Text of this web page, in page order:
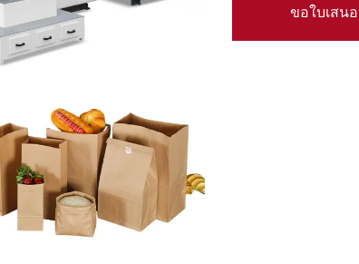
ขอใบเสน